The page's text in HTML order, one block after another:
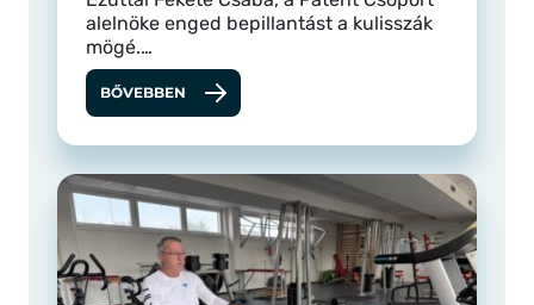
alelnöke enged bepillantást a kulisszák
mögé.…
BŐVEBBEN